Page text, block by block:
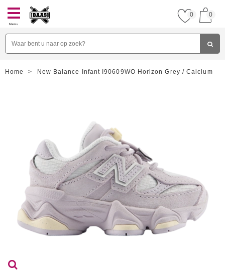
Menu
0 0
Home > New Balance Infant I90609WO Horizon Grey / Calcium